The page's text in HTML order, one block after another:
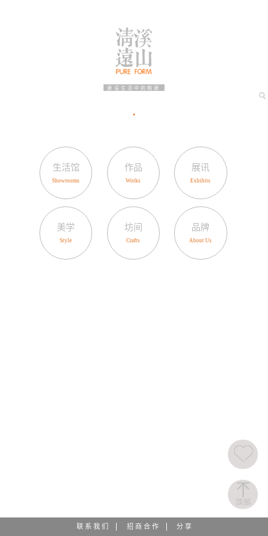
建设生活中的桃源
生活馆 作品 展讯
美学 坊间 品牌
联 系 我 们 招 商 合 作 分 享